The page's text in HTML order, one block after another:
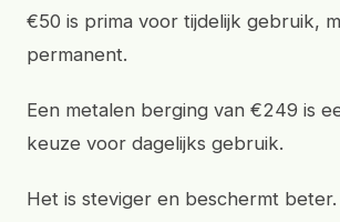
€50 is prima voor tijdelijk gebruik,
permanent.
Een metalen berging van €249 is
keuze voor dagelijks gebruik.
Het is steviger en beschermt